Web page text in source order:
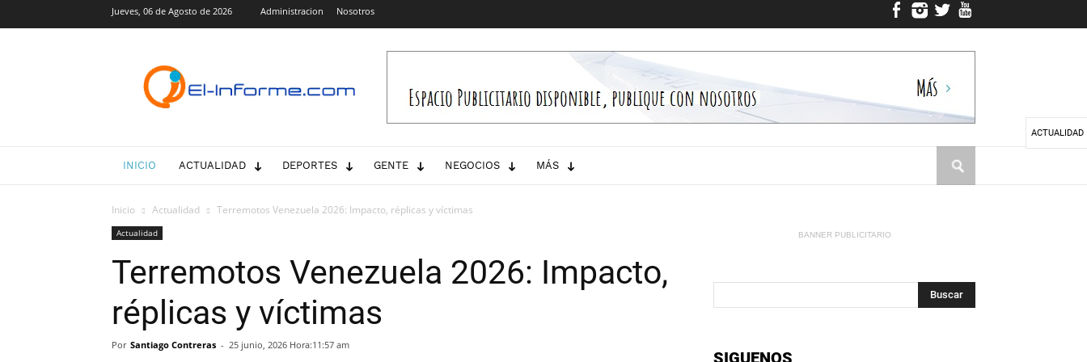
Jueves, 06 de Agosto de 2026 Administracion Nosotros
Informe.com
INICIO ACTUALIDAD DEPORTES GENTE NEGOCIOS MÁS
Inicio Actualidad Terremotos Venezuela 2026: Impacto, réplicas y víctimas
Actualidad
Terremotos Venezuela 2026: Impacto,
réplicas y víctimas
Por Santiago Contreras - 25 junio, 2026 Hora:11:57 am
BANNER PUBLICITARIO
SIGUENOS
ACTUALIDAD